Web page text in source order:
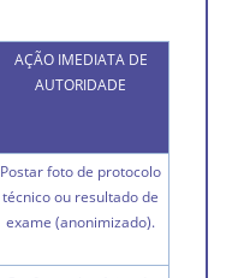
AÇÃO IMEDIATA DE
AUTORIDADE
Postar foto de protocolo
técnico ou resultado de
exame (anonimizado).